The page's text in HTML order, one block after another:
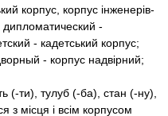
корпус, корпус інженерів-
дипломатический -
- кадетський корпус;
- корпус надвірний;
(-ти), тулуб (-ба), стан (-ну),
з місця і всім корпусом